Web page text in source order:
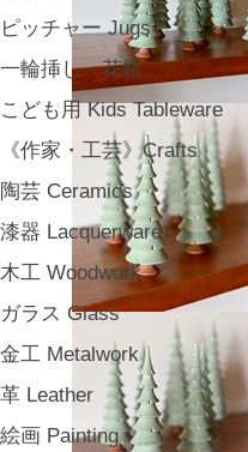
ピッチャー Jugs
一輪挿し・花瓶
こども用 Kids Tableware
《作家・工芸》Crafts
陶芸 Ceramics
漆器 Lacquerware
木工 Woodwork
ガラス Glass
金工 Metalwork
革 Leather
絵画 Painting